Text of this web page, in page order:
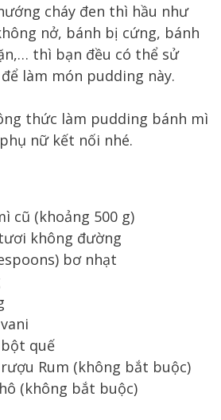
cháy đen thì hầu như
nở, bánh bị cứng, bánh
thì bạn đều có thể sử
làm món pudding này.
thức làm pudding bánh mì
nữ kết nối nhé.
cũ (khoảng 500 g)
không đường
bơ nhạt
quế
Rum (không bắt buộc)
(không bắt buộc)